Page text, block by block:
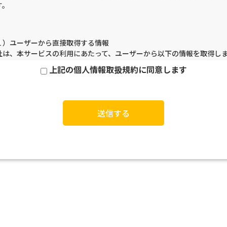
）ユーザーから直接取得する情報
は、本サービスの利用にあたって、ユーザーから以下の情報を取得し
ザーが本サービスにアクセスする際に、当社は以下の技術情報を取得
ドレス
上記の個人情報取扱規約に同意します